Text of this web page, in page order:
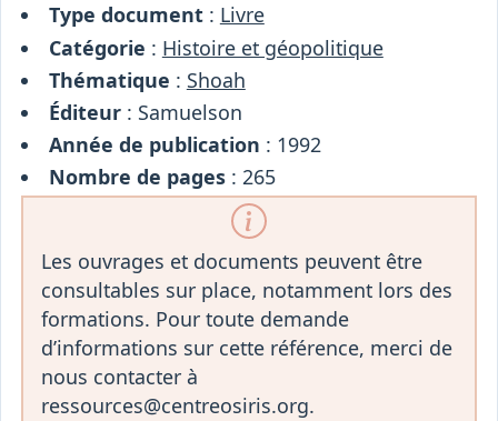
Type document: Livre
Catégorie : Histoire et géopolitique
Thématique : Shoah
Éditeur: Samuelson
Année de publication : 1992
Nombre de pages: 265
Les ouvrages et documents peuvent être
consultables sur place, notamment lors des
formations. Pour toute demande
d’informations sur cette référence, merci de
nous contacter à
ressources@centreosiris.org.